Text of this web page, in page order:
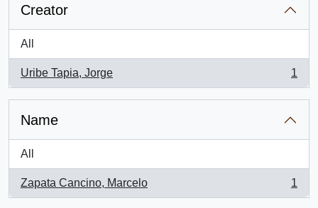
Creator
All
Uribe Tapia, Jorge
, 1 results
1
Name
All
Zapata Cancino, Marcelo
, 1 results
1